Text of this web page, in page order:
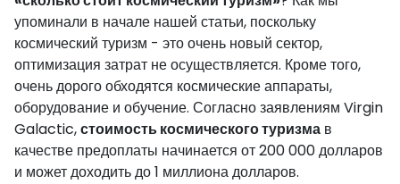
упоминали в начале нашей статьи, поскольку
космический туризм - это очень новый сектор,
оптимизация затрат не осуществляется. Кроме того,
очень дорого обходятся космические аппараты,
оборудование и обучение. Согласно заявлениям Virgin
Galactic,стоимость космического туризма в
качестве предоплаты начинается от 200 000 долларов
и может доходить до 1 миллиона долларов.